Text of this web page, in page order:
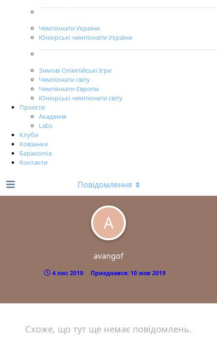
Чемпіонати України
Юніорські чемпіонати України
Зимові Олімпійські Ігри
Чемпіонати світу
Чемпіонати Європи
Юніорські чемпіонати світу
Проєкти
Академія
Labs
Клуби
Ковзанки
Барахолка
Контакти
A
avangof
4 лис 2019 Приєднався: 10 жов 2019
Повідомлення
Схоже, що тут ще немає повідомлень.